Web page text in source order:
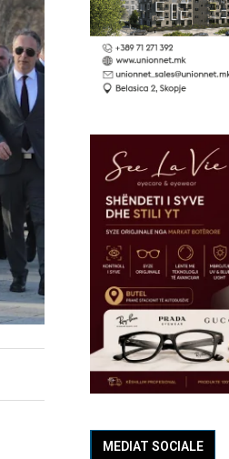
MEDIAT SOCIALE